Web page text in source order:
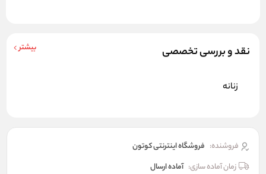
نقد و بررسی تخصصی بیشتر
زنانه
فروشنده: فروشگاه اینترنتی کوتون
زمان آماده سازی: آماده ارسال